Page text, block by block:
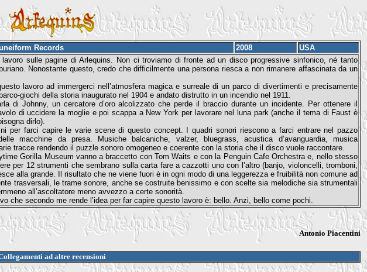
Records 2008
USA
sulle pagine di Arlequins. Non ci troviamo di fronte ad un disco progressive sinfonico, né tanto
Nonostante questo, credo che difficilmente una persona riesca a non rimanere affascinata da un
lavoro ad immergerci nell’atmosfera magica e surreale di un parco di divertimenti e precisamente
giochi della storia inaugurato nel 1904 e andato distrutto in un incendio nel 1911.
di Johnny, un cercatore d’oro alcolizzato che perde il braccio durante un incidente. Per ottenere il
di uccidere la moglie e poi scappa a New York per lavorare nel luna park (anche il tema di Faust è
dirlo).
per farci capire le varie scene di questo concept. I quadri sonori riescono a farci entrare nel pazzo
macchine da presa. Musiche balcaniche, valzer, bluegrass, acustica d’avanguardia, musica
tracce rendendo il puzzle sonoro omogeneo e coerente con la storia che il disco vuole raccontare.
Gorilla Museum vanno a braccetto con Tom Waits e con la Penguin Cafe Orchestra e, nello stesso
per 12 strumenti che sembrano sulla carta fare a cazzotti uno con l’altro (banjo, violoncelli, tromboni,
alla grande. Il risultato che ne viene fuori è in ogni modo di una leggerezza e fruibilità non comune ad
trasversali, le trame sonore, anche se costruite benissimo e con scelte sia melodiche sia strumentali
all’ascoltatore meno avvezzo a certe sonorità.
che secondo me rende l’idea per far capire questo lavoro è: bello. Anzi, bello come pochi.
Antonio Piacentini
ad altre recensioni